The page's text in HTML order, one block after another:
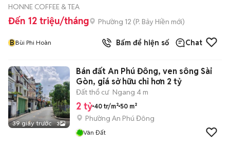
HONNE COFFEE & TEA
Đến 12 triệu/tháng Phường 12 (P. Bảy Hiền mới)
BBùi Phi Hoàn Bấm để hiện số Chat
39 giây trước 3
Bán đất An Phú Đông, ven sông Sài
Gòn, giá sở hữu chỉ hơn 2 tỷ
Đất thổ cư Ngang 4 m
2 tỷ 40 tr/m² 50 m²
Phường An Phú Đông
Vân Đất